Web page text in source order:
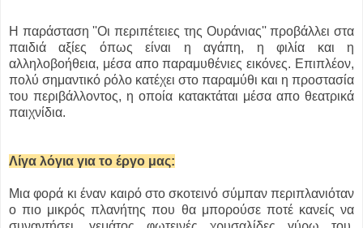
Η παράσταση ''Οι περιπέτειες της Ουράνιας'' προβάλλει στα
παιδιά αξίες όπως είναι η αγάπη, η φιλία και η
αλληλοβοήθεια, μέσα απο παραμυθένιες εικόνες. Επιπλέον,
πολύ σημαντικό ρόλο κατέχει στο παραμύθι και η προστασία
του περιβάλλοντος, η οποία κατακτάται μέσα απο θεατρικά
παιχνίδια.
Λίγα λόγια για το έργο μας:
Μια φορά κι έναν καιρό στο σκοτεινό σύμπαν περιπλανιόταν
ο πιο μικρός πλανήτης που θα μπορούσε ποτέ κανείς να